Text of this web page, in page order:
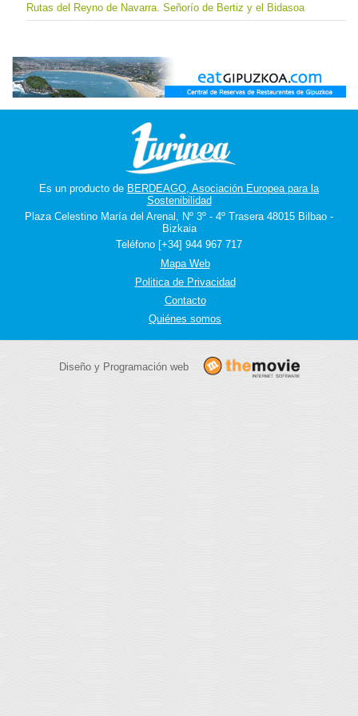
Rutas del Reyno de Navarra. Señorío de Bertiz y el Bidasoa
Es un producto de BERDEAGO, Asociación Europea para la
Sostenibilidad
Plaza Celestino María del Arenal, Nº 3º - 4º Trasera 48015 Bilbao -
Bizkaia
Teléfono [+34] 944 967 717
Mapa Web
Politica de Privacidad
Contacto
Quiénes somos
Diseño y Programación web